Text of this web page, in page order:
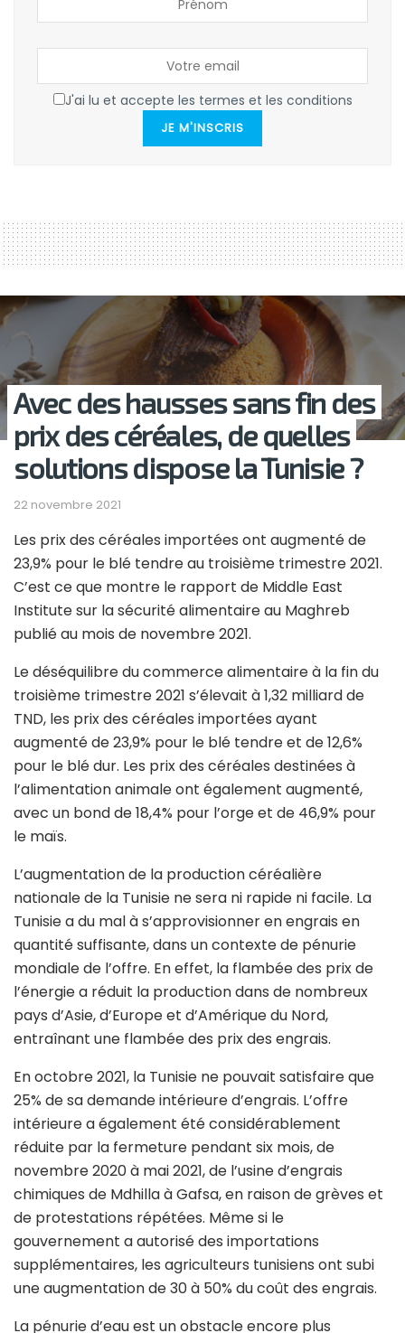
J'ai lu et accepte les termes et les conditions
JE M'INSCRIS
Avec des hausses sans fin des
prix des céréales, de quelles
solutions dispose la Tunisie ?
22 novembre 2021
Les prix des céréales importées ont augmenté de
23,9% pour le blé tendre au troisième trimestre 2021.
C’est ce que montre le rapport de Middle East
Institute sur la sécurité alimentaire au Maghreb
publié au mois de novembre 2021.
Le déséquilibre du commerce alimentaire à la fin du
troisième trimestre 2021 s’élevait à 1,32 milliard de
TND, les prix des céréales importées ayant
augmenté de 23,9% pour le blé tendre et de 12,6%
pour le blé dur. Les prix des céréales destinées à
l’alimentation animale ont également augmenté,
avec un bond de 18,4% pour l’orge et de 46,9% pour
le maïs.
L’augmentation de la production céréalière
nationale de la Tunisie ne sera ni rapide ni facile. La
Tunisie a du mal à s’approvisionner en engrais en
quantité suffisante, dans un contexte de pénurie
mondiale de l’offre. En effet, la flambée des prix de
l’énergie a réduit la production dans de nombreux
pays d’Asie, d’Europe et d’Amérique du Nord,
entraînant une flambée des prix des engrais.
En octobre 2021, la Tunisie ne pouvait satisfaire que
25% de sa demande intérieure d’engrais. L’offre
intérieure a également été considérablement
réduite par la fermeture pendant six mois, de
novembre 2020 à mai 2021, de l’usine d’engrais
chimiques de Mdhilla à Gafsa, en raison de grèves et
de protestations répétées. Même si le
gouvernement a autorisé des importations
supplémentaires, les agriculteurs tunisiens ont subi
une augmentation de 30 à 50% du coût des engrais.
La pénurie d’eau est un obstacle encore plus